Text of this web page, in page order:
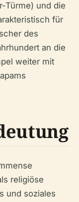
Türme) und die
für
des
an die
weiter mit
religiöse
und soziales